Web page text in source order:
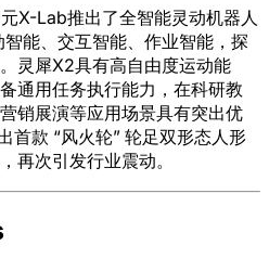
X-Lab推出了全智能灵动机器人
能、交互智能、作业智能，探
灵犀X2具有高自由度运动能
通用任务执行能力，在科研教
销展演等应用场景具有突出优
首款 “风火轮” 轮足双形态人形
再次引发行业震动。